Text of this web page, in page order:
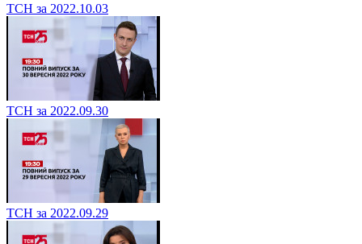
ТСН за 2022.10.03
ТСН за 2022.09.30
ТСН за 2022.09.29